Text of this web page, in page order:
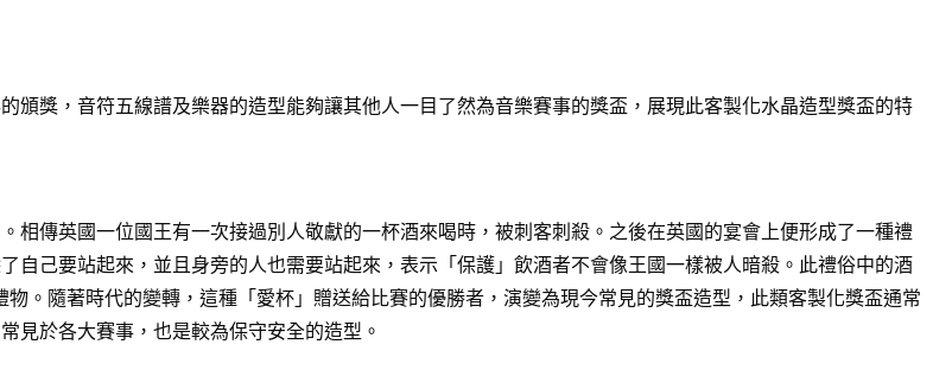
頒獎，音符五線譜及樂器的造型能夠讓其他人一目了然為音樂賽事的獎盃，展現此客製化水晶造型獎盃的特
相傳英國一位國王有一次接過別人敬獻的一杯酒來喝時，被刺客刺殺。之後在英國的宴會上便形成了一種禮
自己要站起來，並且身旁的人也需要站起來，表示「保護」飲酒者不會像王國一樣被人暗殺。此禮俗中的酒
。隨著時代的變轉，這種「愛杯」贈送給比賽的優勝者，演變為現今常見的獎盃造型，此類客製化獎盃通常
見於各大賽事，也是較為保守安全的造型。